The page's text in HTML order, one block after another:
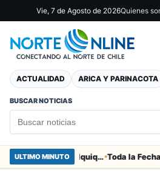
Vie, 7 de Agosto de 2026Quienes
ACTUALIDAD ARICA Y PARINACOTA
BUSCAR NOTICIAS
ULTIMO MINUTO Duro castigo por la camorra en el clásico Arica-Iquique Toda la Fecha 19